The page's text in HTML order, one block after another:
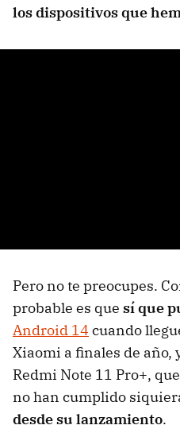
los dispositivos que
Pero no te preocupes.
probable es que sí que
Android 14 cuando
Xiaomi a finales de año,
Redmi Note 11 Pro+,
no han cumplido
desde su lanzamiento.